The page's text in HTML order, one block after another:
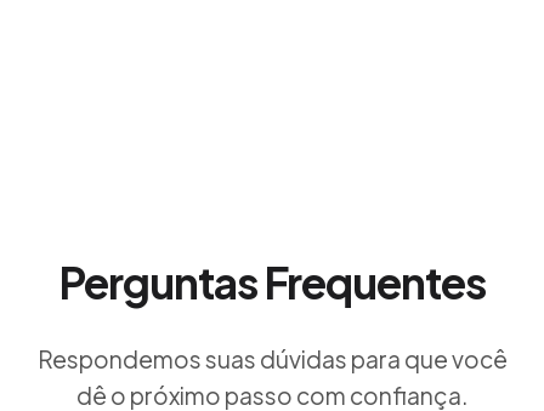
Perguntas Frequentes
Respondemos suas dúvidas para que você
dê o próximo passo com confiança.